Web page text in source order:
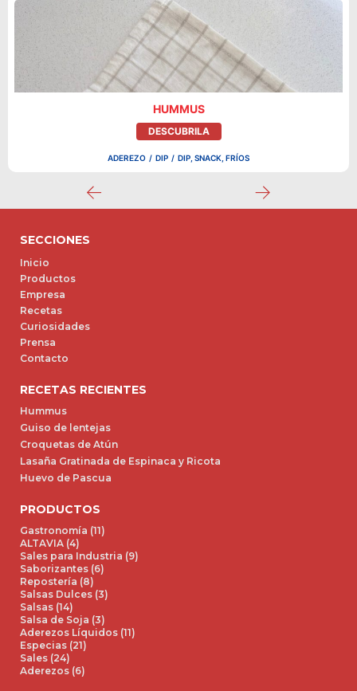
HUMMUS
DESCUBRILA
ADEREZO / DIP / DIP, SNACK, FRÍOS
SECCIONES
Inicio
Productos
Empresa
Recetas
Curiosidades
Prensa
Contacto
RECETAS RECIENTES
Hummus
Guiso de lentejas
Croquetas de Atún
Lasaña Gratinada de Espinaca y Ricota
Huevo de Pascua
PRODUCTOS
Gastronomía (11)
ALTAVIA (4)
Sales para Industria (9)
Saborizantes (6)
Repostería (8)
Salsas Dulces (3)
Salsas (14)
Salsa de Soja (3)
Aderezos Líquidos (11)
Especias (21)
Sales (24)
Aderezos (6)